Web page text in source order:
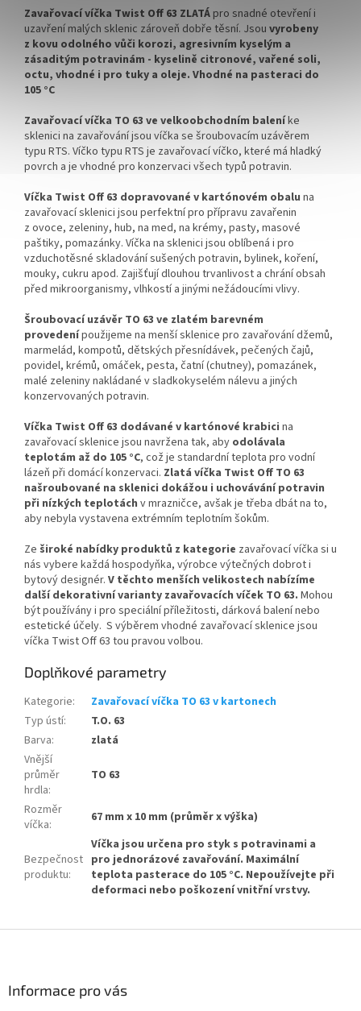
Zavařovací víčka Twist Off 63 ZLATÁ pro snadné otevření i
uzavření malých sklenic zároveň dobře těsní. Jsou vyrobeny
z kovu odolného vůči korozi, agresivním kyselým a
zásaditým potravinám - kyselině citronové, vařené soli,
octu, vhodné i pro tuky a oleje. Vhodné na pasteraci do
105 °C
Zavařovací víčka TO 63 ve velkoobchodním baleníke
sklenici na zavařování jsou víčka se šroubovacím uzávěrem
typu RTS. Víčko typu RTS je zavařovací víčko, které má hladký
povrch a je vhodné pro konzervaci všech typů potravin.
Víčka Twist Off 63 dopravované v kartónovém obalu na
zavařovací sklenici jsou perfektní pro přípravu zavařenin
z ovoce, zeleniny, hub, na med, na krémy, pasty, masové
paštiky, pomazánky. Víčka na sklenici jsou oblíbená i pro
vzduchotěsné skladování sušených potravin, bylinek, koření,
mouky, cukru apod. Zajišťují dlouhou trvanlivost a chrání obsah
před mikroorganismy, vlhkostí a jinými nežádoucími vlivy.
Šroubovací uzávěr TO 63 ve zlatém barevném
provedenípoužijeme na menší sklenice pro zavařování džemů,
marmelád, kompotů, dětských přesnídávek, pečených čajů,
povidel, krémů, omáček, pesta, čatní (chutney), pomazánek,
malé zeleniny nakládané v sladkokyselém nálevu a jiných
konzervovaných potravin.
Víčka Twist Off 63 dodávané v kartónové krabici na
zavařovací sklenice jsou navržena tak, aby odolávala
teplotám až do 105 °C, což je standardní teplota pro vodní
lázeň při domácí konzervaci. Zlatá víčka Twist Off TO 63
našroubované na sklenici dokážou i uchovávání potravin
při nízkých teplotách v mrazničce, avšak je třeba dbát na to,
aby nebyla vystavena extrémním teplotním šokům.
Ze široké nabídky produktů z kategorie zavařovací víčka si u
nás vybere každá hospodyňka, výrobce výtečných dobrot i
bytový designér. V těchto menších velikostech nabízíme
další dekorativní varianty zavařovacích víček TO 63. Mohou
být používány i pro speciální příležitosti, dárková balení nebo
estetické účely. S výběrem vhodné zavařovací sklenice jsou
víčka Twist Off 63 tou pravou volbou.
Doplňkové parametry
Kategorie:
Zavařovací víčka TO 63 v kartonech
Typ ústí:
T.O. 63
Barva:
zlatá
Vnější
průměr
hrdla:
TO 63
Rozměr
víčka: 67 mm x 10 mm (průměr x výška)
Bezpečnost
produktu:
Víčka jsou určena pro styk s potravinami a
pro jednorázové zavařování. Maximální
teplota pasterace do 105 °C. Nepoužívejte při
deformaci nebo poškození vnitřní vrstvy.
Informace pro vás